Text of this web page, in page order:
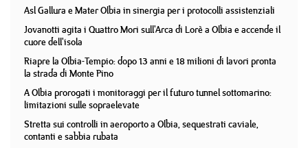
Asl Gallura e Mater Olbia in sinergia per i protocolli assistenziali
Jovanotti agita i Quattro Mori sull'Arca di Lorè a Olbia e accende il
cuore dell'isola
Riapre la Olbia-Tempio: dopo 13 anni e 18 milioni di lavori pronta
la strada di Monte Pino
A Olbia prorogati i monitoraggi per il futuro tunnel sottomarino:
limitazioni sulle sopraelevate
Stretta sui controlli in aeroporto a Olbia, sequestrati caviale,
contanti e sabbia rubata